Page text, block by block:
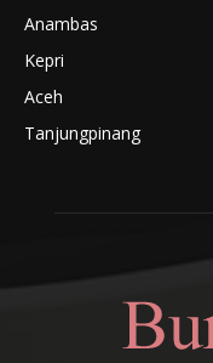
Anambas
Kepri
Aceh
Tanjungpinang